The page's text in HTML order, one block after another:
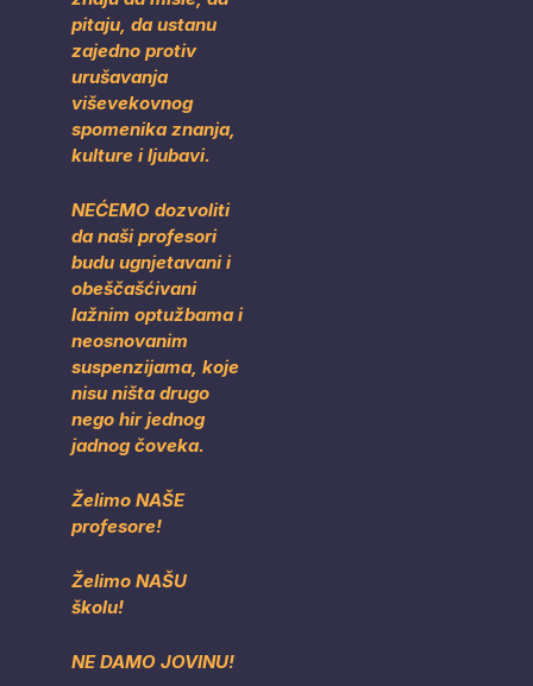
pitaju, da ustanu
zajedno protiv
urušavanja
viševekovnog
spomenika znanja,
kulture i ljubavi.
NEĆEMO dozvoliti
da naši profesori
budu ugnjetavani i
obeščašćivani
lažnim optužbama i
neosnovanim
suspenzijama, koje
nisu ništa drugo
nego hir jednog
jadnog čoveka.
Želimo NAŠE
profesore!
Želimo NAŠU
školu!
NE DAMO JOVINU!